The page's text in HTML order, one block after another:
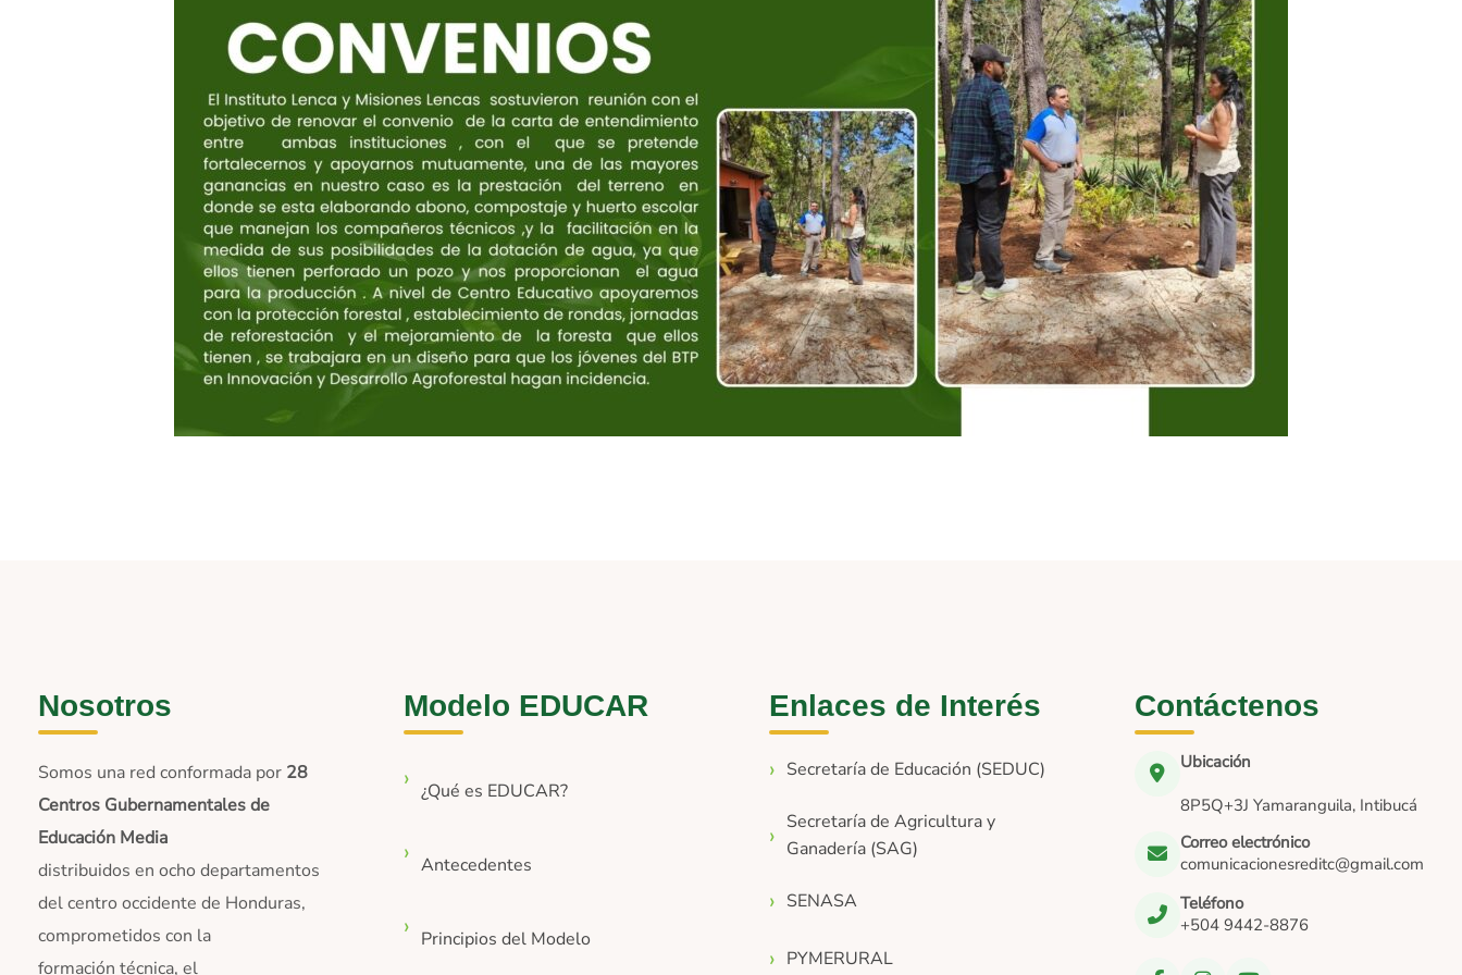
Nosotros
Somos una red conformada por 28
Centros Gubernamentales de
Educación Media
distribuidos en ocho departamentos
del centro occidente de Honduras,
comprometidos con la
formación técnica, el
Modelo EDUCAR
¿Qué es EDUCAR?
Antecedentes
Principios del Modelo
Enlaces de Interés
Secretaría de Educación (SEDUC)
Secretaría de Agricultura y
Ganadería (SAG)
SENASA
PYMERURAL
Contáctenos
Ubicación
8P5Q+3J Yamaranguila, Intibucá
Correo electrónico
comunicacionesreditc@gmail.com
Teléfono
+504 9442-8876